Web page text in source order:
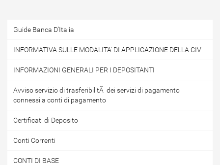
Guide Banca D'Italia
INFORMATIVA SULLE MODALITA' DI APPLICAZIONE DELLA CIV
INFORMAZIONI GENERALI PER I DEPOSITANTI
Avviso servizio di trasferibilitÃ dei servizi di pagamento
connessi a conti di pagamento
Certificati di Deposito
Conti Correnti
CONTI DI BASE